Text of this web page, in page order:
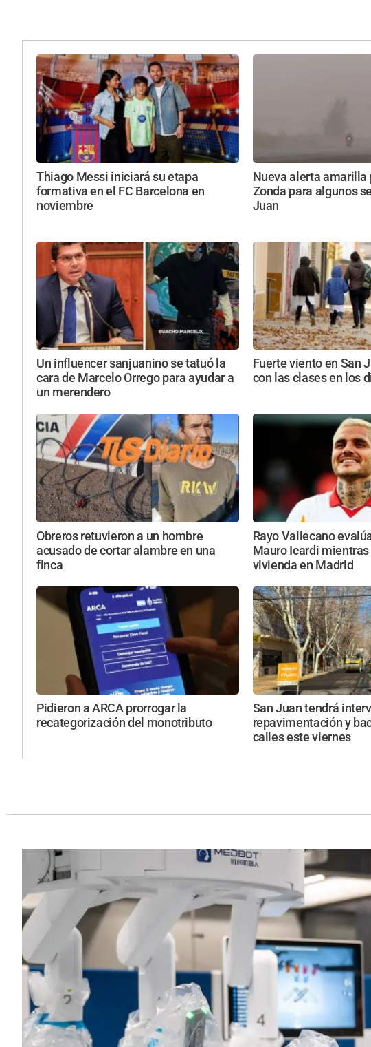
Thiago Messi iniciará su etapa
formativa en el FC Barcelona en
noviembre
Nueva alerta amarilla
Zonda para algunos
Juan
Un influencer sanjuanino se tatuó la
cara de Marcelo Orrego para ayudar a
un merendero
Fuerte viento en San
con las clases en los
Obreros retuvieron a un hombre
acusado de cortar alambre en una
finca
Rayo Vallecano
Mauro Icardi
vivienda en Madrid
Pidieron a ARCA prorrogar la
recategorización del monotributo
San Juan tendrá
repavimentación y
calles este viernes